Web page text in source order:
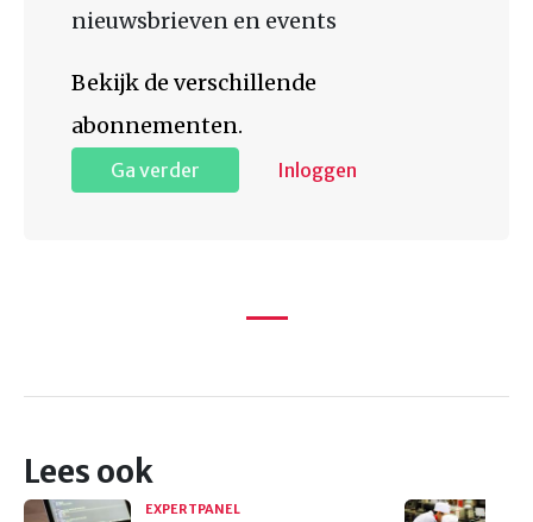
nieuwsbrieven en events
Bekijk de verschillende
abonnementen.
Ga verder Inloggen
Lees ook
EXPERTPANEL